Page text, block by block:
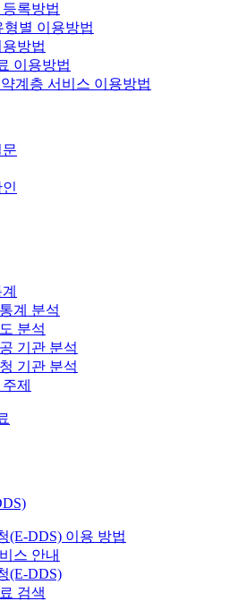
록방법
형별 이용방법
방법
이용방법
계층 서비스 이용방법
계 분석
분석
기관 분석
기관 분석
제
(E-DDS) 이용 방법
스 안내
(E-DDS)
검색